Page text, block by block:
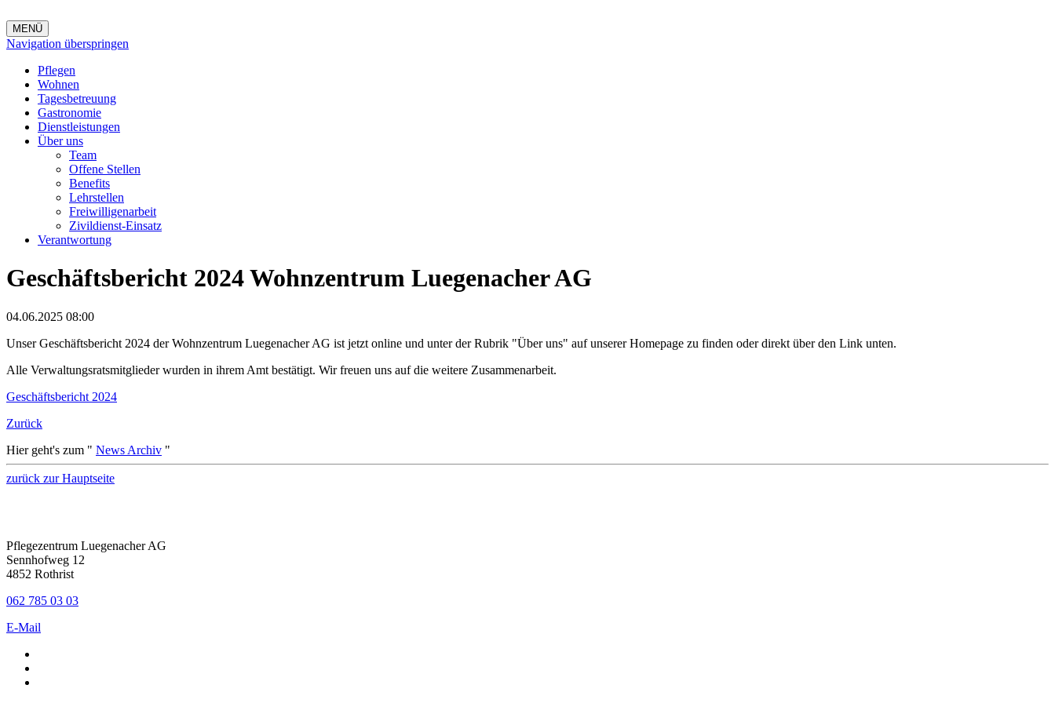
MENÜ
Navigation überspringen
Pflegen
Wohnen
Tagesbetreuung
Gastronomie
Dienstleistungen
Über uns
Team
Offene Stellen
Benefits
Lehrstellen
Freiwilligenarbeit
Zivildienst-Einsatz
Verantwortung
Geschäftsbericht 2024 Wohnzentrum Luegenacher AG
04.06.2025 08:00
Unser Geschäftsbericht 2024 der Wohnzentrum Luegenacher AG ist jetzt online und unter der Rubrik "Über uns" auf unserer Homepage zu finden oder direkt über den Link unten.
Alle Verwaltungsratsmitglieder wurden in ihrem Amt bestätigt. Wir freuen uns auf die weitere Zusammenarbeit.
Geschäftsbericht 2024
Zurück
Hier geht's zum " News Archiv "
zurück zur Hauptseite
Pflegezentrum Luegenacher AG
Sennhofweg 12
4852 Rothrist
062 785 03 03
E-Mail